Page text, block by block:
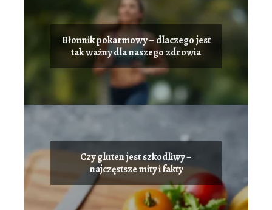
Błonnik pokarmowy – dlaczego jest
tak ważny dla naszego zdrowia
Czy gluten jest szkodliwy –
najczęstsze mity i fakty